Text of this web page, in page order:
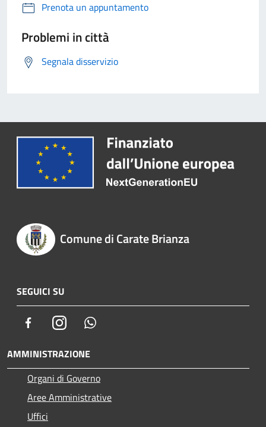
Prenota un appuntamento
Problemi in città
Segnala disservizio
Comune di Carate Brianza
SEGUICI SU
FacebookInstagram
AMMINISTRAZIONE
Organi di Governo
Aree Amministrative
Uffici